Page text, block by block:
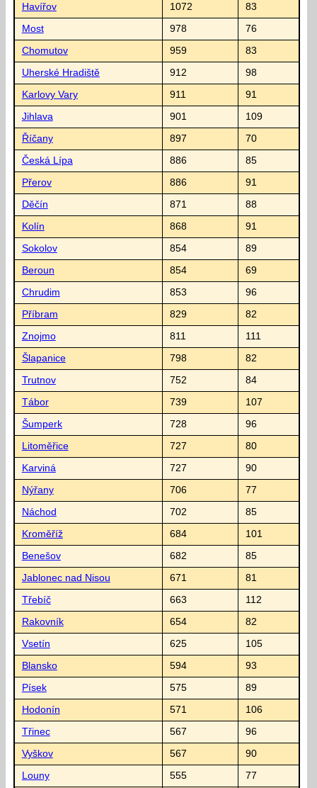
Havířov 1072 83
Most 978 76
Chomutov 959 83
Uherské Hradiště 912 98
Karlovy Vary 911 91
Jihlava 901 109
Říčany 897 70
Česká Lípa 886 85
Přerov 886 91
Děčín 871 88
Kolín 868 91
Sokolov 854 89
Beroun 854 69
Chrudim 853 96
Příbram 829 82
Znojmo 811 111
Šlapanice 798 82
Trutnov 752 84
Tábor 739 107
Šumperk 728 96
Litoměřice 727 80
Karviná 727 90
Nýřany 706 77
Náchod 702 85
Kroměříž 684 101
Benešov 682 85
Jablonec nad Nisou 671 81
Třebíč 663 112
Rakovník 654 82
Vsetín 625 105
Blansko 594 93
Písek 575 89
Hodonín 571 106
Třinec 567 96
Vyškov 567 90
Louny 555 77